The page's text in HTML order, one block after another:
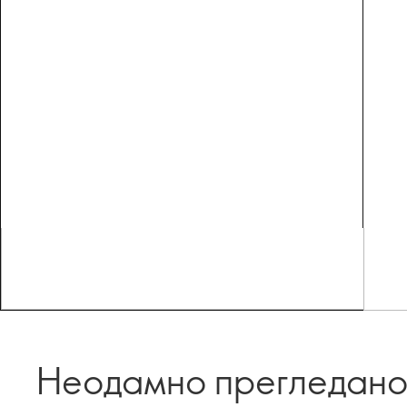
Неодамно прегледано